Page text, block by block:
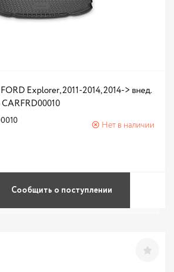
Explorer, 2011-2014, 2014-> внед.
CARFRD00010
Нет в наличии
Сообщить о поступлении